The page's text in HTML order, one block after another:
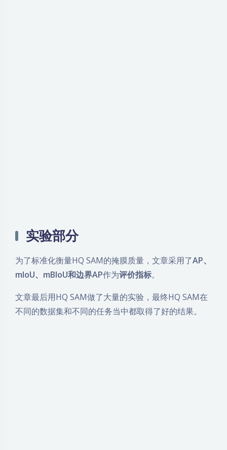
不同的数据集和不同的任务当中都取得了好的结果。